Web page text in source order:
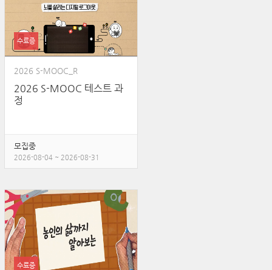
수료증
2026 S-MOOC_R
2026 S-MOOC 테스트 과
정
모집중
2026-08-04 ~ 2026-08-31
수료증